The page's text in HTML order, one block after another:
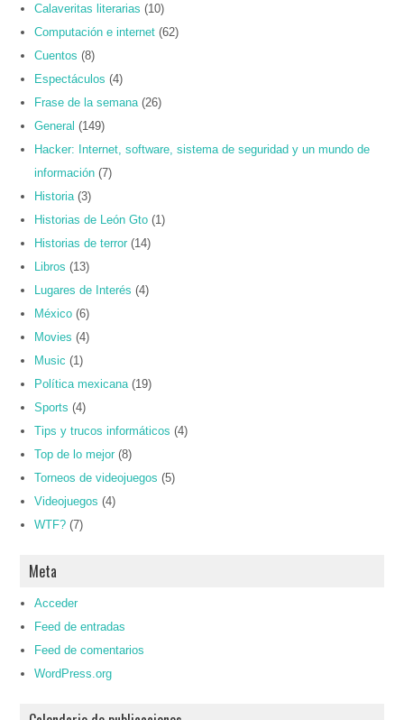
Calaveritas literarias (10)
Computación e internet (62)
Cuentos (8)
Espectáculos (4)
Frase de la semana (26)
General (149)
Hacker: Internet, software, sistema de seguridad y un mundo de
información (7)
Historia (3)
Historias de León Gto (1)
Historias de terror (14)
Libros (13)
Lugares de Interés (4)
México (6)
Movies (4)
Music (1)
Política mexicana (19)
Sports (4)
Tips y trucos informáticos (4)
Top de lo mejor (8)
Torneos de videojuegos (5)
Videojuegos (4)
WTF? (7)
Meta
Acceder
Feed de entradas
Feed de comentarios
WordPress.org